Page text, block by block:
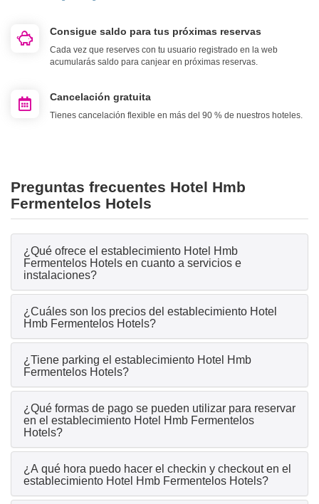
Consigue saldo para tus próximas reservas
Cada vez que reserves con tu usuario registrado en la web
acumularás saldo para canjear en próximas reservas.
Cancelación gratuita
Tienes cancelación flexible en más del 90 % de nuestros hoteles.
Preguntas frecuentes Hotel Hmb
Fermentelos Hotels
¿Qué ofrece el establecimiento Hotel Hmb
Fermentelos Hotels en cuanto a servicios e
instalaciones?
¿Cuáles son los precios del establecimiento Hotel
Hmb Fermentelos Hotels?
¿Tiene parking el establecimiento Hotel Hmb
Fermentelos Hotels?
¿Qué formas de pago se pueden utilizar para reservar
en el establecimiento Hotel Hmb Fermentelos
Hotels?
¿A qué hora puedo hacer el checkin y checkout en el
establecimiento Hotel Hmb Fermentelos Hotels?